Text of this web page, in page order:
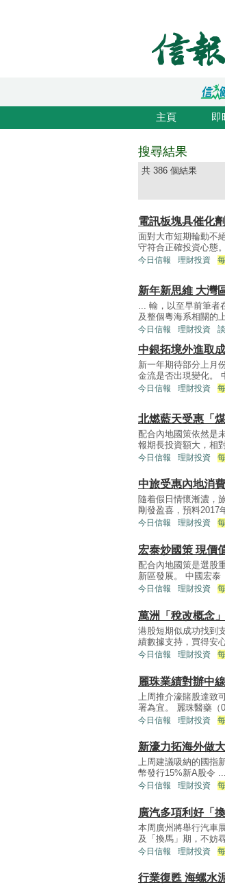
主頁 即
搜尋結果
共 386 個結果
電訊板塊具催化
面對大市短期輪動不
守符合正確投資心態
今日信報 理財投資
新年新思維 大灣
... 輸，以至早前筆者
及整個粵海系相關的
今日信報 理財投資
中銀拓境外進取
新一年期待部分上月
金流是否出現變化。
今日信報 理財投資
北燃藍天受惠「
配合內地國策依然是
報期長投資額大，相
今日信報 理財投資
中旅受惠內地消
隨着假日情懷漸濃，
剛發盈喜，預料2017
今日信報 理財投資
宏泰炒國策 現價
配合內地國策是選股
新區發展。 中國宏泰
今日信報 理財投資
萬洲「稅改概念
港股短期似成功找到
績數據支持，買得安
今日信報 理財投資
麗珠業績對辦中
上周推介濠賭股達致
署為宜。 麗珠醫藥（
今日信報 理財投資
新濠力拓海外做
上周建議吸納的國指
幣發行15%新A股令 ...
今日信報 理財投資
廣汽多項利好「
本周廣州將舉行汽車
及「換馬」期，不妨
今日信報 理財投資
行業復甦 海螺水